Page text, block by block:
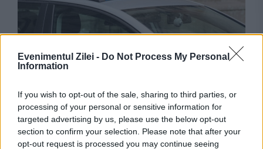
Evenimentul Zilei - Do Not Process My Personal
Information
If you wish to opt-out of the sale, sharing to third parties, or
processing of your personal or sensitive information for
targeted advertising by us, please use the below opt-out
section to confirm your selection. Please note that after your
opt-out request is processed you may continue seeing
INTERNATIONAL
Cine este românca arestată în Germania într-
un dosar de spionaj. Ar fi urmărit șef din